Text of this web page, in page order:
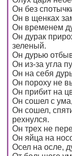
Он без
Он в щенках
Он временем
Он дурак
зеленый.
Он дурью
Он из-за угла
Он на себя
Он пороху не
Он прибит на
Он сошел с
Он сошел,
рехнулся.
Он трех не
Он яйца на
Осел на осле,